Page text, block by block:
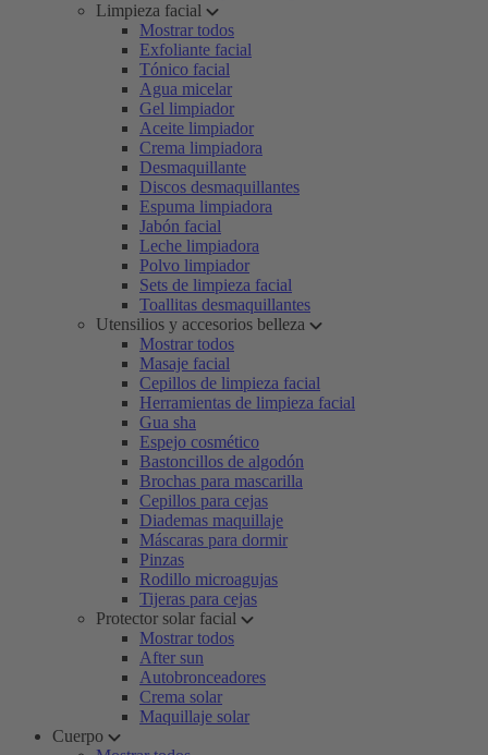
Limpieza facial
Mostrar todos
Exfoliante facial
Tónico facial
Agua micelar
Gel limpiador
Aceite limpiador
Crema limpiadora
Desmaquillante
Discos desmaquillantes
Espuma limpiadora
Jabón facial
Leche limpiadora
Polvo limpiador
Sets de limpieza facial
Toallitas desmaquillantes
Utensilios y accesorios belleza
Mostrar todos
Masaje facial
Cepillos de limpieza facial
Herramientas de limpieza facial
Gua sha
Espejo cosmético
Bastoncillos de algodón
Brochas para mascarilla
Cepillos para cejas
Diademas maquillaje
Máscaras para dormir
Pinzas
Rodillo microagujas
Tijeras para cejas
Protector solar facial
Mostrar todos
After sun
Autobronceadores
Crema solar
Maquillaje solar
Cuerpo